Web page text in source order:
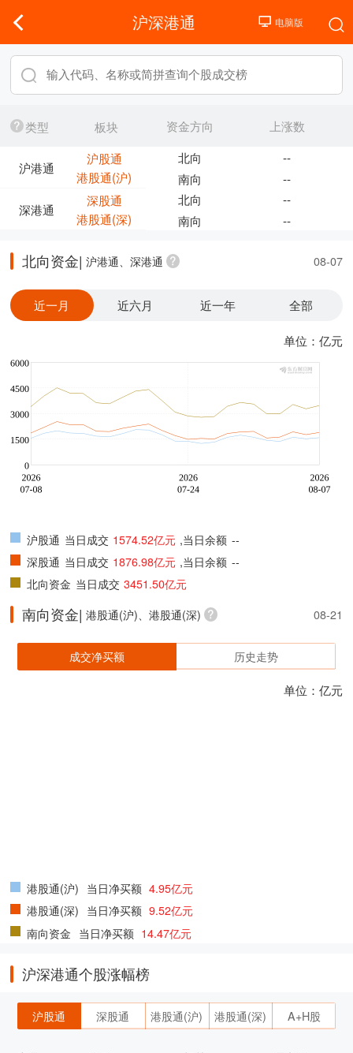
沪深港通
类型 板块
沪港通
沪股通
港股通(沪)
深港通
深股通
港股通(深)
资金方向
上涨数
北向
--
南向
--
北向
--
南向
--
北向资金| 沪港通、深港通 08-07
近一月 近六月 近一年 全部
单位：亿元
沪股通 当日成交 1574.52亿元 ,当日余额 --
深股通 当日成交 1876.98亿元 ,当日余额 --
北向资金 当日成交 3451.50亿元
南向资金| 港股通(沪)、港股通(深) 08-21
成交净买额 历史走势
单位：亿元
港股通(沪) 当日净买额 4.95亿元
港股通(深) 当日净买额 9.52亿元
南向资金 当日净买额 14.47亿元
沪深港通个股涨幅榜
沪股通 深股通 港股通(沪) 港股通(深) A+H股